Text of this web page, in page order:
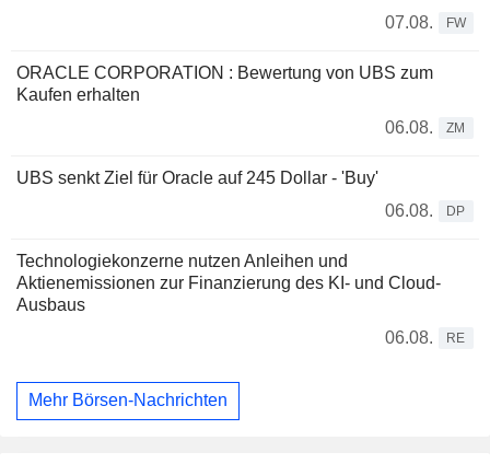
07.08.
FW
ORACLE CORPORATION : Bewertung von UBS zum
Kaufen erhalten
06.08.
ZM
UBS senkt Ziel für Oracle auf 245 Dollar - 'Buy'
06.08.
DP
Technologiekonzerne nutzen Anleihen und
Aktienemissionen zur Finanzierung des KI- und Cloud-
Ausbaus
06.08.
RE
Mehr Börsen-Nachrichten